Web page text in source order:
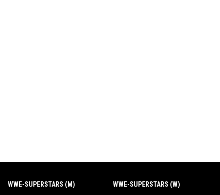
WWE-SUPERSTARS (M) WWE-SUPERSTARS (W)